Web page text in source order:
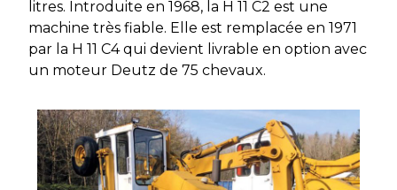
litres. Introduite en 1968, la H 11 C2 est une
machine très fiable. Elle est remplacée en 1971
par la H 11 C4 qui devient livrable en option avec
un moteur Deutz de 75 chevaux.